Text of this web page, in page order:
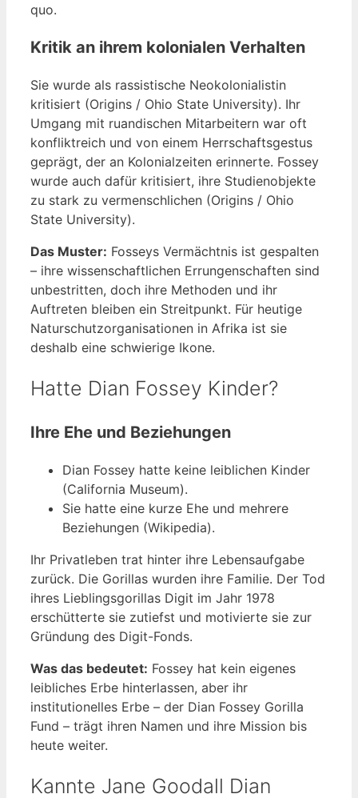
quo.
Kritik an ihrem kolonialen Verhalten
Sie wurde als rassistische Neokolonialistin
kritisiert (Origins / Ohio State University). Ihr
Umgang mit ruandischen Mitarbeitern war oft
konfliktreich und von einem Herrschaftsgestus
geprägt, der an Kolonialzeiten erinnerte. Fossey
wurde auch dafür kritisiert, ihre Studienobjekte
zu stark zu vermenschlichen (Origins / Ohio
State University).
Das Muster: Fosseys Vermächtnis ist gespalten
– ihre wissenschaftlichen Errungenschaften sind
unbestritten, doch ihre Methoden und ihr
Auftreten bleiben ein Streitpunkt. Für heutige
Naturschutzorganisationen in Afrika ist sie
deshalb eine schwierige Ikone.
Hatte Dian Fossey Kinder?
Ihre Ehe und Beziehungen
Dian Fossey hatte keine leiblichen Kinder
(California Museum).
Sie hatte eine kurze Ehe und mehrere
Beziehungen (Wikipedia).
Ihr Privatleben trat hinter ihre Lebensaufgabe
zurück. Die Gorillas wurden ihre Familie. Der Tod
ihres Lieblingsgorillas Digit im Jahr 1978
erschütterte sie zutiefst und motivierte sie zur
Gründung des Digit-Fonds.
Was das bedeutet: Fossey hat kein eigenes
leibliches Erbe hinterlassen, aber ihr
institutionelles Erbe – der Dian Fossey Gorilla
Fund – trägt ihren Namen und ihre Mission bis
heute weiter.
Kannte Jane Goodall Dian